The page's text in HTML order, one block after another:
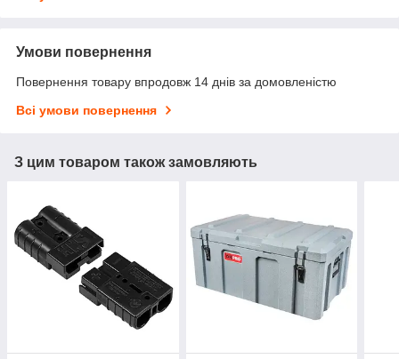
Умови повернення
Повернення товару впродовж 14 днів за домовленістю
Всі умови повернення
З цим товаром також замовляють